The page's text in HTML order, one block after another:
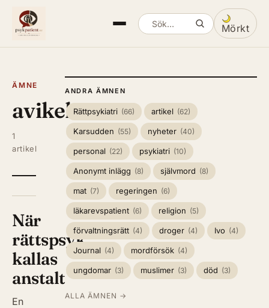
Sök artiklar Mörkt
Växla
ÄMNE
avikelse
1
artikel
När
rättspsyk
kallas
anstalt
En
ANDRA ÄMNEN
Rättpsykiatri (66) artikel (62)
Karsudden (55) nyheter (40)
personal (22) psykiatri (10)
Anonymt inlägg (8) självmord (8)
mat (7) regeringen (6)
läkarevspatient (6) religion (5)
förvaltningsrätt (4) droger (4) Ivo (4)
Journal (4) mordförsök (4)
ungdomar (3) muslimer (3) död (3)
ALLA ÄMNEN →